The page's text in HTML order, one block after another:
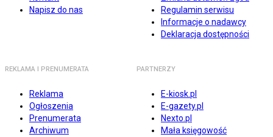
Napisz do nas
Regulamin serwisu
Informacje o nadawcy
Deklaracja dostępności
REKLAMA I PRENUMERATA
Reklama
Ogłoszenia
Prenumerata
Archiwum
PARTNERZY
E-kiosk.pl
E-gazety.pl
Nexto.pl
Mała księgowość